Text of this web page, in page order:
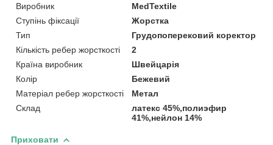
Виробник
MedTextile
Ступінь фіксації
Жорстка
Тип
Грудопоперековий коректор
Кількість ребер жорсткості
2
Країна виробник
Швейцарія
Колір
Бежевий
Матеріал ребер жорсткості
Метал
Склад
латекс 45%,полиэфир
41%,нейлон 14%
Приховати